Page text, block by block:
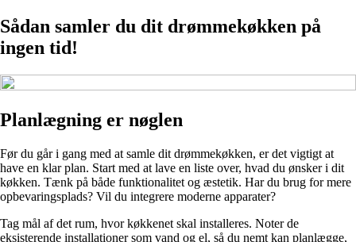
Sådan samler du dit drømmekøkken på
ingen tid!
Planlægning er nøglen
Før du går i gang med at samle dit drømmekøkken, er det vigtigt at
have en klar plan. Start med at lave en liste over, hvad du ønsker i dit
køkken. Tænk på både funktionalitet og æstetik. Har du brug for mere
opbevaringsplads? Vil du integrere moderne apparater?
Tag mål af det rum, hvor køkkenet skal installeres. Noter de
eksisterende installationer som vand og el, så du nemt kan planlægge,